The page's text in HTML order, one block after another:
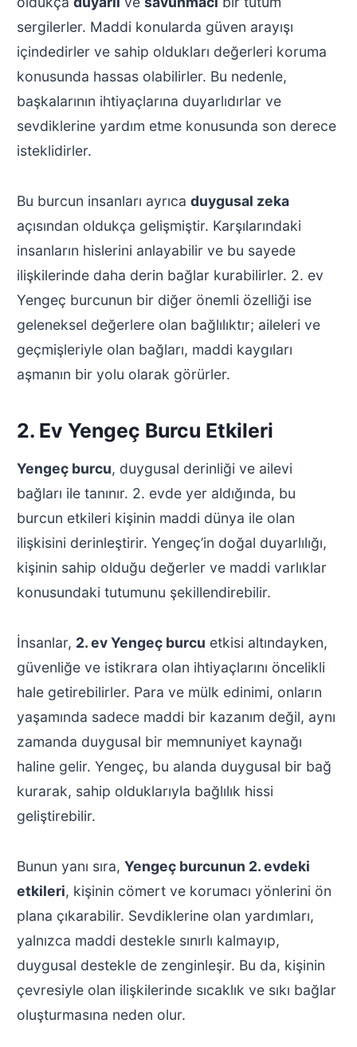
sergilerler. Maddi konularda güven arayışı
içindedirler ve sahip oldukları değerleri koruma
konusunda hassas olabilirler. Bu nedenle,
başkalarının ihtiyaçlarına duyarlıdırlar ve
sevdiklerine yardım etme konusunda son derece
isteklidirler.
Bu burcun insanları ayrıca duygusal zeka
açısından oldukça gelişmiştir. Karşılarındaki
insanların hislerini anlayabilir ve bu sayede
ilişkilerinde daha derin bağlar kurabilirler. 2. ev
Yengeç burcunun bir diğer önemli özelliği ise
geleneksel değerlere olan bağlılıktır; aileleri ve
geçmişleriyle olan bağları, maddi kaygıları
aşmanın bir yolu olarak görürler.
2. Ev Yengeç Burcu Etkileri
Yengeç burcu, duygusal derinliği ve ailevi
bağları ile tanınır. 2. evde yer aldığında, bu
burcun etkileri kişinin maddi dünya ile olan
ilişkisini derinleştirir. Yengeç’in doğal duyarlılığı,
kişinin sahip olduğu değerler ve maddi varlıklar
konusundaki tutumunu şekillendirebilir.
İnsanlar, 2. ev Yengeç burcu etkisi altındayken,
güvenliğe ve istikrara olan ihtiyaçlarını öncelikli
hale getirebilirler. Para ve mülk edinimi, onların
yaşamında sadece maddi bir kazanım değil, aynı
zamanda duygusal bir memnuniyet kaynağı
haline gelir. Yengeç, bu alanda duygusal bir bağ
kurarak, sahip olduklarıyla bağlılık hissi
geliştirebilir.
Bunun yanı sıra, Yengeç burcunun 2. evdeki
etkileri, kişinin cömert ve korumacı yönlerini ön
plana çıkarabilir. Sevdiklerine olan yardımları,
yalnızca maddi destekle sınırlı kalmayıp,
duygusal destekle de zenginleşir. Bu da, kişinin
çevresiyle olan ilişkilerinde sıcaklık ve sıkı bağlar
oluşturmasına neden olur.